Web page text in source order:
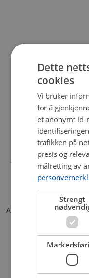
Application error: a
browser
Dette
cookies
Vi bruker
for å
et anonymt id-
trafikken på
presis og
målretting av
Strengt